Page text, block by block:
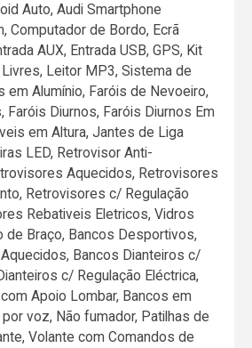
Auto, Audi Smartphone
Computador de Bordo, Ecrã
AUX, Entrada USB, GPS, Kit
Leitor MP3, Sistema de
em Alumínio, Faróis de Nevoeiro,
Faróis Diurnos, Faróis Diurnos Em
em Altura, Jantes de Liga
LED, Retrovisor Anti-
Aquecidos, Retrovisores
Retrovisores c/ Regulação
Rebativeis Eletricos, Vidros
de Braço, Bancos Desportivos,
Bancos Dianteiros c/
c/ Regulação Eléctrica,
Apoio Lombar, Bancos em
voz, Não fumador, Patilhas de
Volante com Comandos de